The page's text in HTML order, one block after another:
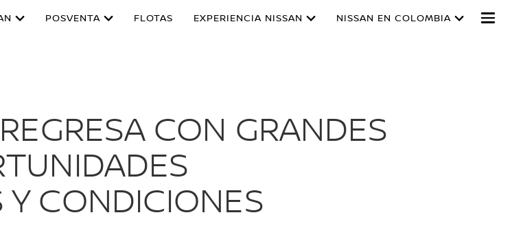
POSVENTA FLOTAS EXPERIENCIA NISSAN NISSAN EN COLOMBIA
CON GRANDES
Y CONDICIONES